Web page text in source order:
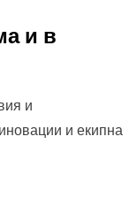
и в
и
и екипна